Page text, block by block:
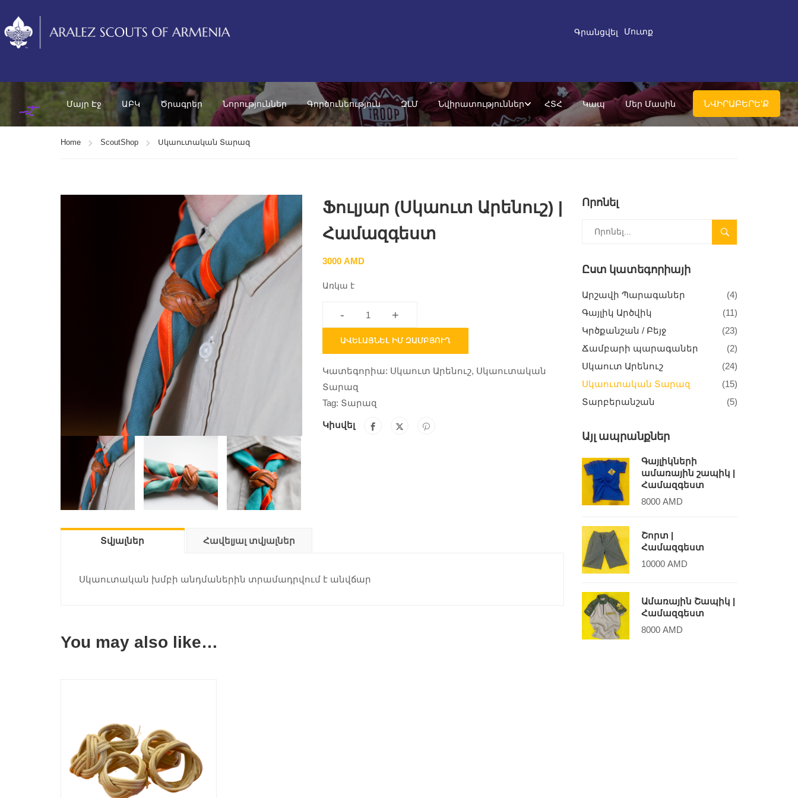
Գրանցվել Մուտք
Մայր Էջ ԱԲԿ Ծրագրեր Նորություններ Գործունեություն ԶԼՄ Նվիրատություններ ՀՏՀ Կապ Մեր Մասին ՆՎԻՐԱԲԵՐԵ'Ք
Home ScoutShop Սկաուտական Տարազ
Ֆուլյար (Սկաուտ Արենուշ) |
Համազգեստ
3000 AMD
Առկա է
- +
ԱՎԵԼԱՑՆԵԼ ԻՄ ԶԱՄԲՅՈՒՂ
Կատեգորիա: Սկաուտ Արենուշ, Սկաուտական
Տարազ
Tag: Տարազ
Կիսվել
Տվյալներ Հավելյալ տվյալներ
Սկաուտական խմբի անդմաներին տրամադրվում է անվճար
You may also like…
Որոնել
SEARCH
Ըստ կատեգորիայի
Արշավի Պարագաներ
(4)
Գայլիկ Արծվիկ
(11)
Կրծքանշան / Բեյջ
(23)
Ճամբարի պարագաներ
(2)
Սկաուտ Արենուշ
(24)
Սկաուտական Տարազ
(15)
Տարբերանշան
(5)
Այլ ապրանքներ
Գայլիկների
ամառային շապիկ |
Համազգեստ
8000 AMD
Շորտ |
Համազգեստ
10000 AMD
Ամառային Շապիկ |
Համազգեստ
8000 AMD